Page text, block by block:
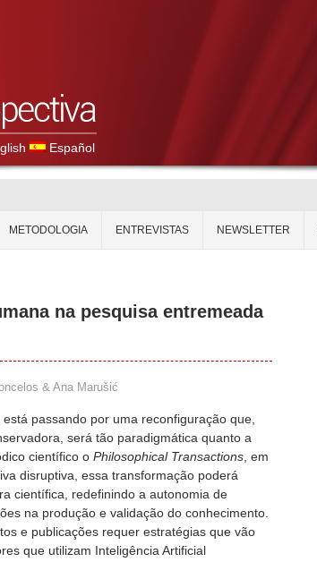
Español
METODOLOGIA ENTREVISTAS NEWSLETTER
na pesquisa entremeada
& Ana Marušić
passando por uma reconfiguração que,
será tão paradigmática quanto a
científico o Philosophical Transactions , em
disruptiva, essa transformação poderá
científica, redefinindo a autonomia de
na produção e validação do conhecimento.
e publicações requer estratégias que vão
que utilizam Inteligência Artificial